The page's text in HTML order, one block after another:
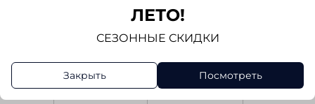
105 93
ЛЕТО!
СЕЗОННЫЕ СКИДКИ
Закрыть Посмотреть